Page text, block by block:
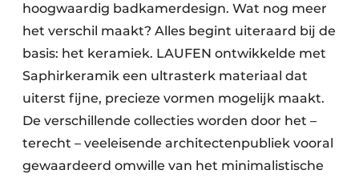
hoogwaardig badkamerdesign. Wat nog meer
het verschil maakt? Alles begint uiteraard bij de
basis: het keramiek. LAUFEN ontwikkelde met
Saphirkeramik een ultrasterk materiaal dat
uiterst fijne, precieze vormen mogelijk maakt.
De verschillende collecties worden door het –
terecht – veeleisende architectenpubliek vooral
gewaardeerd omwille van het minimalistische